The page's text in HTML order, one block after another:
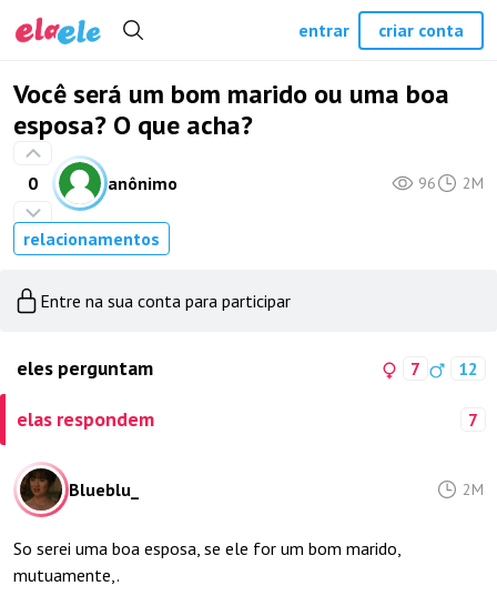
Você será um bom marido ou uma boa
esposa? O que acha?
0 anônimo 96 2M
relacionamentos
Entre na sua conta para participar
eles perguntam 7 12
elas respondem 7
Blueblu_ 2M
So serei uma boa esposa, se ele for um bom marido,
mutuamente,.
entrar criar conta